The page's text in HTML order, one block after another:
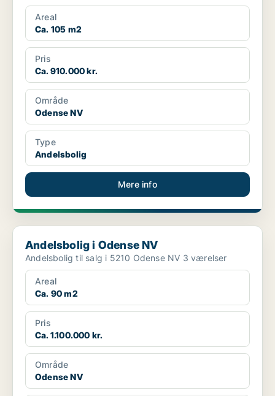
Areal
Ca. 105 m2
Pris
Ca. 910.000 kr.
Område
Odense NV
Type
Andelsbolig
Mere info
Andelsbolig i Odense NV
Andelsbolig i Odense NV
Andelsbolig til salg i 5210 Odense NV 3 værelser
Areal
Ca. 90 m2
Pris
Ca. 1.100.000 kr.
Område
Odense NV